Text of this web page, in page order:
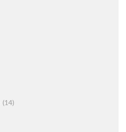
(14)